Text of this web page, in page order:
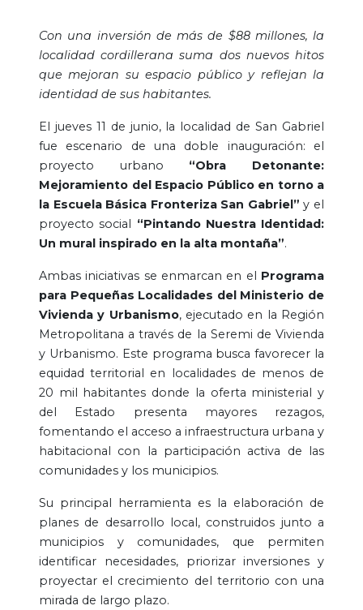
Con una inversión de más de $88 millones, la
localidad cordillerana suma dos nuevos hitos
que mejoran su espacio público y reflejan la
identidad de sus habitantes.
El jueves 11 de junio, la localidad de San Gabriel
fue escenario de una doble inauguración: el
proyecto urbano “Obra Detonante:
Mejoramiento del Espacio Público en torno a
la Escuela Básica Fronteriza San Gabriel” y el
proyecto social “Pintando Nuestra Identidad:
Un mural inspirado en la alta montaña”.
Ambas iniciativas se enmarcan en el Programa
para Pequeñas Localidades del Ministerio de
Vivienda y Urbanismo, ejecutado en la Región
Metropolitana a través de la Seremi de Vivienda
y Urbanismo. Este programa busca favorecer la
equidad territorial en localidades de menos de
20 mil habitantes donde la oferta ministerial y
del Estado presenta mayores rezagos,
fomentando el acceso a infraestructura urbana y
habitacional con la participación activa de las
comunidades y los municipios.
Su principal herramienta es la elaboración de
planes de desarrollo local, construidos junto a
municipios y comunidades, que permiten
identificar necesidades, priorizar inversiones y
proyectar el crecimiento del territorio con una
mirada de largo plazo.